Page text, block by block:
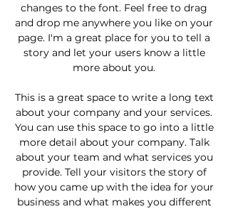
changes to the font. Feel free to drag
and drop me anywhere you like on your
page. I'm a great place for you to tell a
story and let your users know a little
more about you.
This is a great space to write a long text
about your company and your services.
You can use this space to go into a little
more detail about your company. Talk
about your team and what services you
provide. Tell your visitors the story of
how you came up with the idea for your
business and what makes you different